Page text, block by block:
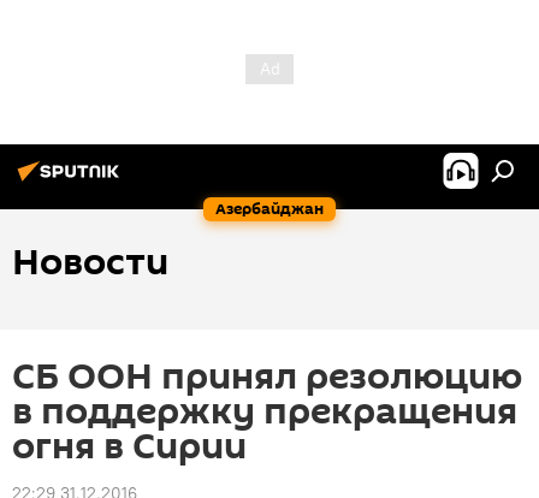
Азербайджан
Новости
СБ ООН принял резолюцию
в поддержку прекращения
огня в Сирии
22:29 31.12.2016